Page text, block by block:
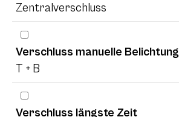
Zentralverschluss
Verschluss manuelle Belichtung
T + B
Verschluss längste Zeit